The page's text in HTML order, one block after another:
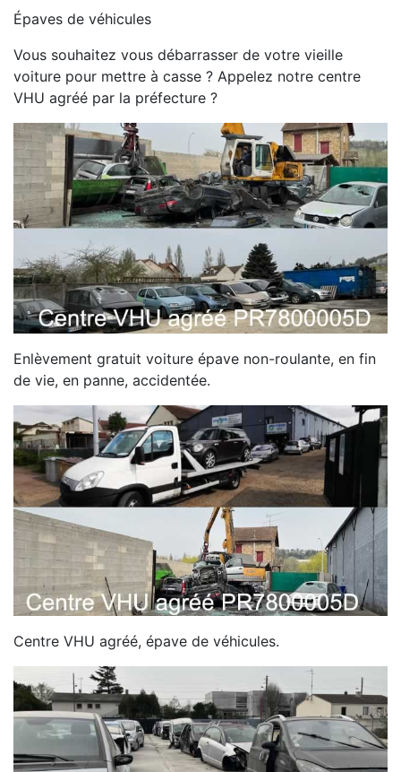
Épaves de véhicules
Vous souhaitez vous débarrasser de votre vieille
voiture pour mettre à casse ? Appelez notre centre
VHU agréé par la préfecture ?
Enlèvement gratuit voiture épave non-roulante, en fin
de vie, en panne, accidentée.
Centre VHU agréé, épave de véhicules.